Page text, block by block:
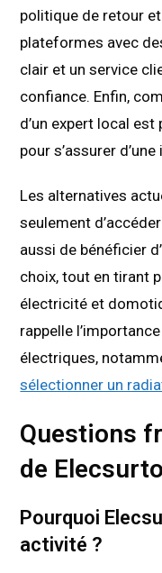
politique de retour
plateformes avec
clair et un service
confiance. Enfin,
d’un expert local
pour s’assurer
Les alternatives
seulement
aussi de bénéficier
choix, tout en tirant
électricité et
rappelle
électriques,
sélectionner un
Questions
de
Pourquoi
activité ?